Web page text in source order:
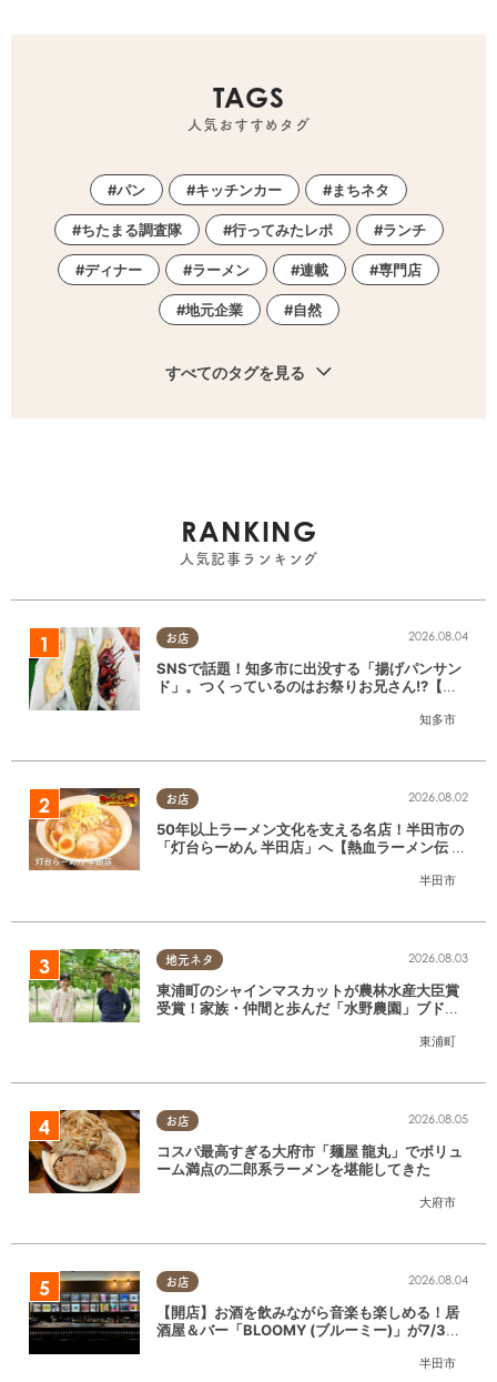
TAGS
人気おすすめタグ
パン キッチンカー まちネタ
ちたまる調査隊 行ってみたレポ ランチ
ディナー ラーメン 連載 専門店
地元企業 自然
すべてのタグを見る
RANKING
人気記事ランキング
お店
知多市
2026.08.04
SNSで話題！知多市に出没する「揚げパンサン
ド」。つくっているのはお祭りお兄さん!?【ち
お店
半田市
2026.08.02
50年以上ラーメン文化を支える名店！半田市の
「灯台らーめん 半田店」へ【熱血ラーメン伝 8
地元ネタ
東浦町
2026.08.03
東浦町のシャインマスカットが農林水産大臣賞
受賞！家族・仲間と歩んだ「水野農園」ブドウ
お店
大府市
2026.08.05
コスパ最高すぎる大府市「麺屋 龍丸」でボリュ
ーム満点の二郎系ラーメンを堪能してきた
お店
半田市
2026.08.04
【開店】お酒を飲みながら音楽も楽しめる！居
酒屋＆バー「BLOOMY (ブルーミー)」が7/3